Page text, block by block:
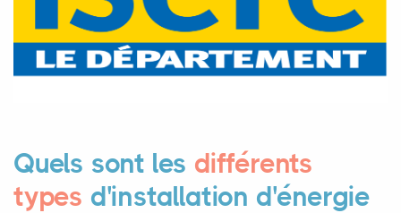
Quels sont les différents
types d'installation d'énergie